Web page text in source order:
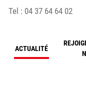
Tel : 04 37 64 64 02
ACTUALITÉ